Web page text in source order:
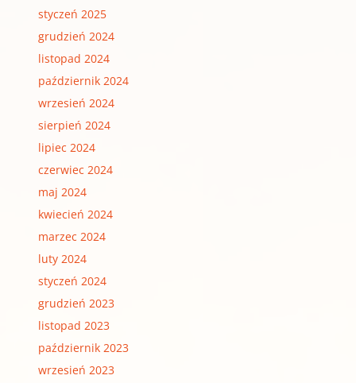
styczeń 2025
grudzień 2024
listopad 2024
październik 2024
wrzesień 2024
sierpień 2024
lipiec 2024
czerwiec 2024
maj 2024
kwiecień 2024
marzec 2024
luty 2024
styczeń 2024
grudzień 2023
listopad 2023
październik 2023
wrzesień 2023